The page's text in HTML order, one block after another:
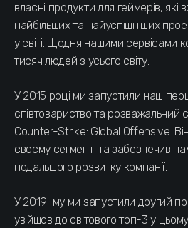
власні продукти для геймерів, які
найбільших та найуспішніших
у світі. Щодня нашими сервісами
тисяч людей з усього світу.
У 2015 році ми запустили наш
співтовариство та розважальний
Counter-Strike: Global Offensive.
своєму сегменті та забезпечив
подальшого розвитку компанії.
У 2019-му ми запустили другий
увійшов до світового топ-3 у